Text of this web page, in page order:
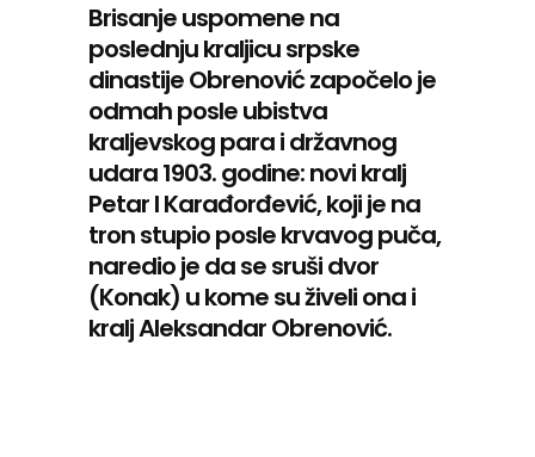
Brisanje uspomene na
poslednju kraljicu srpske
dinastije Obrenović započelo je
odmah posle ubistva
kraljevskog para i državnog
udara 1903. godine: novi kralj
Petar I Karađorđević, koji je na
tron stupio posle krvavog puča,
naredio je da se sruši dvor
(Konak) u kome su živeli ona i
kralj Aleksandar Obrenović.